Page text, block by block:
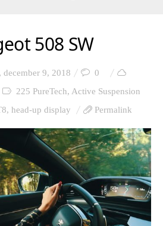
508 SW
december 9, 2018
0
225 PureTech, Active Suspension
, head-up display Permalink